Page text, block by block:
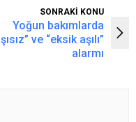
SONRAKİ KONU
Yoğun bakımlarda
ve “eksik aşılı”
alarmı